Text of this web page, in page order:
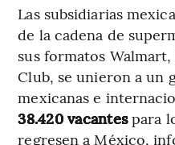
Las subsidiarias
de la cadena de
sus formatos
Club, se unieron a un
mexicanas e
38.420 vacantespara
regresen a México,